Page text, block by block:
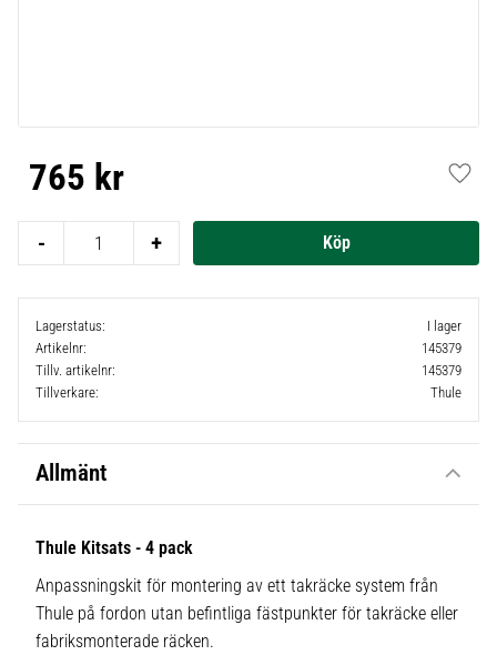
765 kr
+
-
Lagerstatus
I lager
Artikelnr
145379
Tillv. artikelnr
145379
Tillverkare
Thule
Allmänt
Thule Kitsats - 4 pack
Anpassningskit för montering av ett takräcke system från
Thule på fordon utan befintliga fästpunkter för takräcke eller
fabriksmonterade räcken.